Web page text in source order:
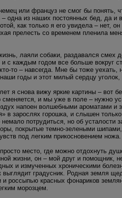
или француз не смог бы понять,
одна из наших постоянных бед, да и
как только я его увидела – нет,
прелесть со временем пленила
лаяли собаки, раздавался
с каждым годом все больше вокруг
то – навсегда. Мне бы тоже
годы и этот милый сердцу
я снова вижу яркие картины – вот
сменяется, и мы уже в поле – нужно
напоен волшебными ароматами
в зарослях горошка, и слышен
потрудиться, но об усталости
покрытые темно-зелеными
под легким прикосновением ножа.
место, где можно отдохнуть
жизни, он – мой друг и
и измученных хроническими
выглядит градусник. Родная земля
и россыпью красных фонариков
морозцем.